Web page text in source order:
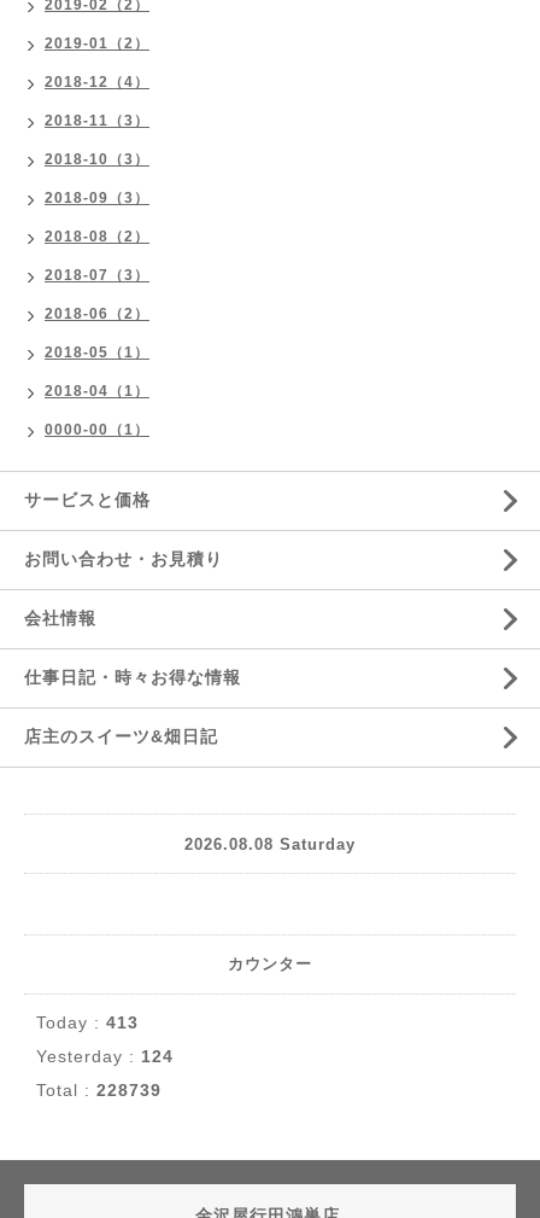
2019-02（2）
2019-01（2）
2018-12（4）
2018-11（3）
2018-10（3）
2018-09（3）
2018-08（2）
2018-07（3）
2018-06（2）
2018-05（1）
2018-04（1）
0000-00（1）
サービスと価格
お問い合わせ・お見積り
会社情報
仕事日記・時々お得な情報
店主のスイーツ&畑日記
2026.08.08 Saturday
カウンター
Today : 413
Yesterday : 124
Total : 228739